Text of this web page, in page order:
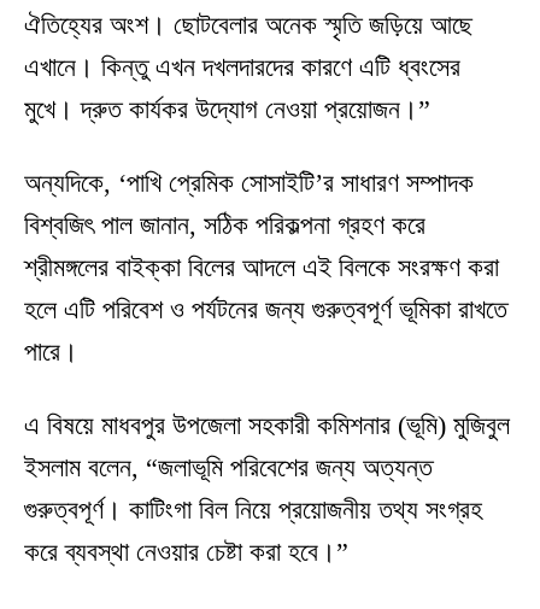
ঐতিহ্যের অংশ। ছোটবেলার অনেক স্মৃতি জড়িয়ে আছে
এখানে। কিন্তু এখন দখলদারদের কারণে এটি ধ্বংসের
মুখে। দ্রুত কার্যকর উদ্যোগ নেওয়া প্রয়োজন।”
অন্যদিকে, ‘পাখি প্রেমিক সোসাইটি’র সাধারণ সম্পাদক
বিশ্বজিৎ পাল জানান, সঠিক পরিকল্পনা গ্রহণ করে
শ্রীমঙ্গলের বাইক্কা বিলের আদলে এই বিলকে সংরক্ষণ করা
হলে এটি পরিবেশ ও পর্যটনের জন্য গুরুত্বপূর্ণ ভূমিকা রাখতে
পারে।
এ বিষয়ে মাধবপুর উপজেলা সহকারী কমিশনার (ভূমি) মুজিবুল
ইসলাম বলেন, “জলাভূমি পরিবেশের জন্য অত্যন্ত
গুরুত্বপূর্ণ। কাটিংগা বিল নিয়ে প্রয়োজনীয় তথ্য সংগ্রহ
করে ব্যবস্থা নেওয়ার চেষ্টা করা হবে।”